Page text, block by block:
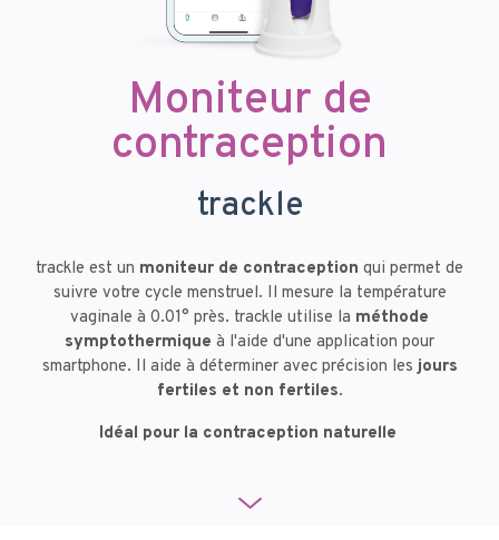
Moniteur de
contraception
trackle
trackle est un moniteur de contraception qui permet de
suivre votre cycle menstruel. Il mesure la température
vaginale à 0.01° près. trackle utilise la méthode
symptothermique à l'aide d'une application pour
smartphone. Il aide à déterminer avec précision les jours
fertiles et non fertiles.
Idéal pour la contraception naturelle